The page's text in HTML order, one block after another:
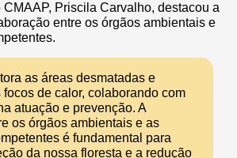
Priscila Carvalho, destacou a
entre os órgãos ambientais e
as áreas desmatadas e
de calor, colaborando com
atuação e prevenção. A
os órgãos ambientais e as
é fundamental para
da nossa floresta e a redução